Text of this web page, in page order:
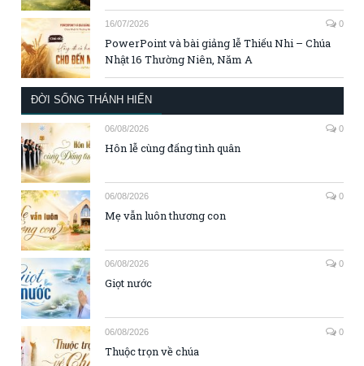
16/07/2026 0
PowerPoint và bài giảng lễ Thiếu Nhi – Chúa
Nhật 16 Thường Niên, Năm A
ĐỜI SỐNG THÁNH HIẾN
06/08/2026 0
Hôn lễ cùng đấng tình quân
06/08/2026 0
Mẹ vẫn luôn thương con
06/08/2026 0
Giọt nước
06/08/2026 0
Thuộc trọn về chúa